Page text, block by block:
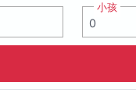
小孩